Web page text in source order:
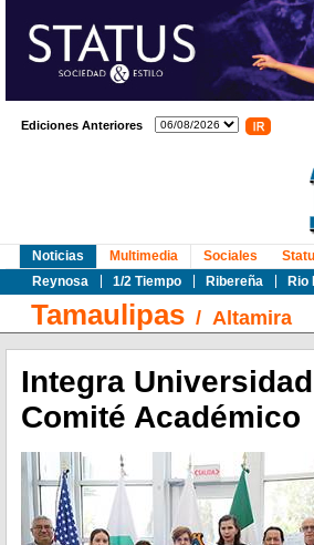
Ediciones Anteriores
Noticias
Reynosa
1/2 Tiempo Ribereña Rio
Multimedia Sociales
Tamaulipas / Altamira
Integra
Comité Académico